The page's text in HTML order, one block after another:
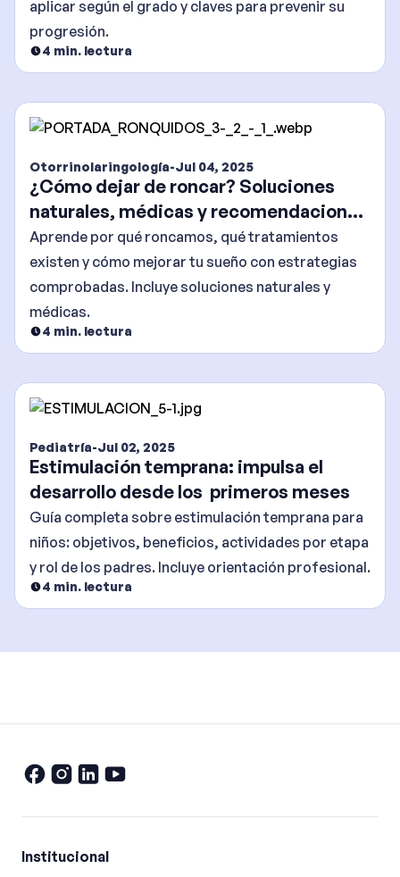
aplicar según el grado y claves para prevenir su
progresión.
4 min. lectura
Otorrinolaringología-Jul 04, 2025
¿Cómo dejar de roncar? Soluciones
naturales, médicas y recomendaciones
efectivas
Aprende por qué roncamos, qué tratamientos
existen y cómo mejorar tu sueño con estrategias
comprobadas. Incluye soluciones naturales y
médicas.
4 min. lectura
Pediatría-Jul 02, 2025
Estimulación temprana: impulsa el
desarrollo desde los primeros meses
Guía completa sobre estimulación temprana para
niños: objetivos, beneficios, actividades por etapa
y rol de los padres. Incluye orientación profesional.
4 min. lectura
Institucional